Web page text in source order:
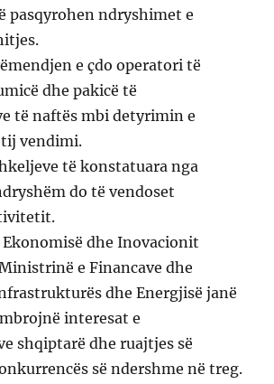
pasqyrohen ndryshimet e
e çdo operatori të
dhe pakicë të
të naftës mbi detyrimin e
vendimi.
të konstatuara nga
do të vendoset
dhe Inovacionit
e Financave dhe
dhe Energjisë janë
interesat e
shqiptarë dhe ruajtjes së
së ndershme në treg.